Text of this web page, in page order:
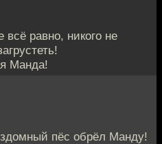
равно, никого не
Манда!
пёс обрёл Манду!